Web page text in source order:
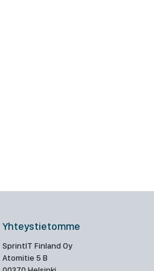
Yhteystietomme
SprintIT Finland Oy
Atomitie 5 B